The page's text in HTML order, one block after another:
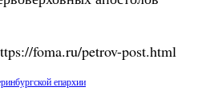
foma.ru/petrov-post.html